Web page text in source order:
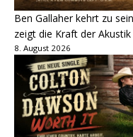
Ben Gallaher kehrt zu
zeigt die Kraft der Akustik
8. August 2026